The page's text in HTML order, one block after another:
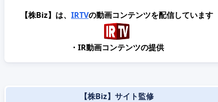
【株Biz】は、 IRTVの動画コンテンツを配信しています
・IR動画コンテンツの提供
【株Biz】サイト監修